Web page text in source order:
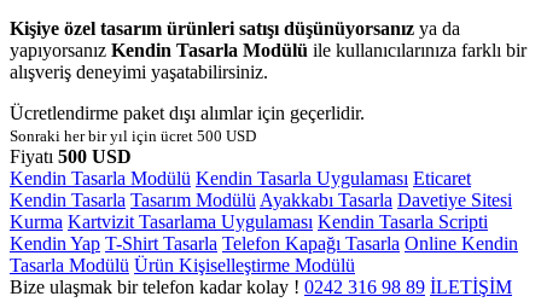
Kişiye özel tasarım ürünleri satışı düşünüyorsanız ya da
yapıyorsanız Kendin Tasarla Modülü ile kullanıcılarınıza farklı bir
alışveriş deneyimi yaşatabilirsiniz.
Ücretlendirme paket dışı alımlar için geçerlidir.
Sonraki her bir yıl için ücret 500 USD
Fiyatı 500 USD
Kendin Tasarla Modülü Kendin Tasarla Uygulaması Eticaret
Kendin Tasarla Tasarım Modülü Ayakkabı Tasarla Davetiye Sitesi
Kurma Kartvizit Tasarlama Uygulaması Kendin Tasarla Scripti
Kendin Yap T-Shirt Tasarla Telefon Kapağı Tasarla Online Kendin
Tasarla Modülü Ürün Kişiselleştirme Modülü
Bize ulaşmak bir telefon kadar kolay ! 0242 316 98 89 İLETİŞİM